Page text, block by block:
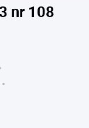
nr 108